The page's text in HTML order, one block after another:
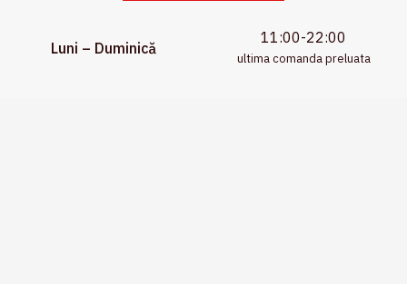
Luni – Duminică
11:00-22:00
ultima comanda preluata